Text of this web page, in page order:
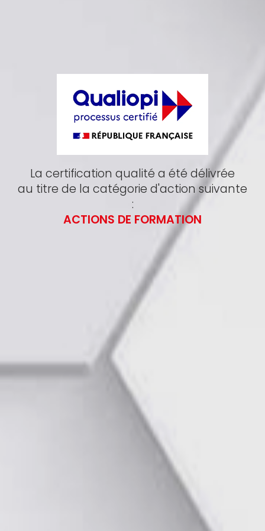
La certification qualité a été délivrée
au titre de la catégorie d'action suivante
:
ACTIONS DE FORMATION